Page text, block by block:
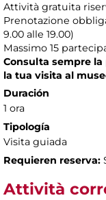
Attività gratuita
Prenotazione
9.00 alle 19.00)
Massimo 15
Consulta sempre la
la tua visita al
Duración
1 ora
Tipología
Visita guiada
Requieren reserva:
Attività